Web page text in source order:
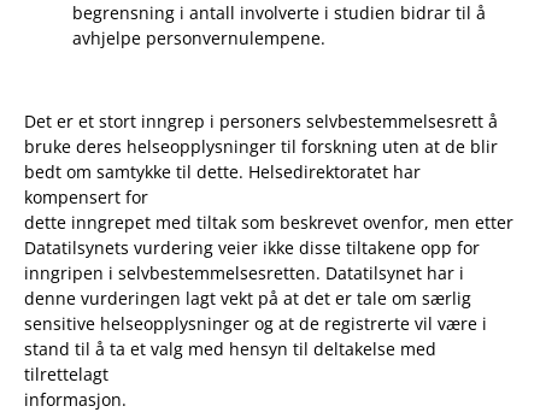
begrensning i antall involverte i studien bidrar til å
avhjelpe personvernulempene.
Det er et stort inngrep i personers selvbestemmelsesrett å
bruke deres helseopplysninger til forskning uten at de blir
bedt om samtykke til dette. Helsedirektoratet har
kompensert for
dette inngrepet med tiltak som beskrevet ovenfor, men etter
Datatilsynets vurdering veier ikke disse tiltakene opp for
inngripen i selvbestemmelsesretten. Datatilsynet har i
denne vurderingen lagt vekt på at det er tale om særlig
sensitive helseopplysninger og at de registrerte vil være i
stand til å ta et valg med hensyn til deltakelse med
tilrettelagt
informasjon.